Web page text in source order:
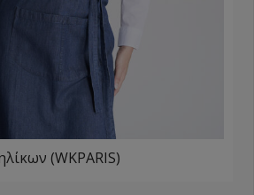
(WKPARIS)